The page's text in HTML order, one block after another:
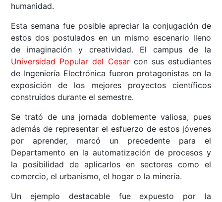
humanidad.
Esta semana fue posible apreciar la conjugación de
estos dos postulados en un mismo escenario lleno
de imaginación y creatividad. El campus de la
Universidad Popular del Cesarcon sus estudiantes
de Ingeniería Electrónica fueron protagonistas en la
exposición de los mejores proyectos científicos
construidos durante el semestre.
Se trató de una jornada doblemente valiosa, pues
además de representar el esfuerzo de estos jóvenes
por aprender, marcó un precedente para el
Departamento en la automatización de procesos y
la posibilidad de aplicarlos en sectores como el
comercio, el urbanismo, el hogar o la minería.
Un ejemplo destacable fue expuesto por la